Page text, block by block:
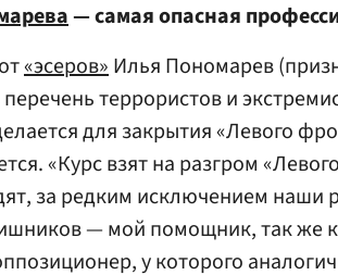
— самая опасная
от«эсеров»Илья Пономарев
террористов и
для закрытия «Левого
«Курс взят на разгром
за редким исключением наши
— мой помощник, так же
у которого